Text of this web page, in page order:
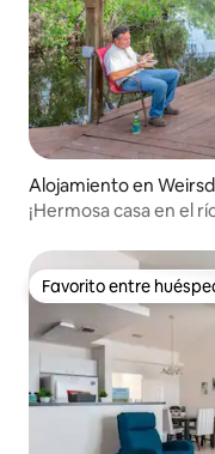
Alojamiento en
¡Hermosa casa en el
Favorito entre
Favorito entre